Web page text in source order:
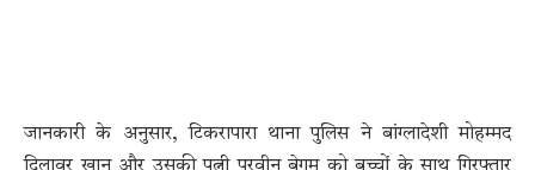
जानकारी के अनुसार, टिकरापारा थाना पुलिस ने बांग्लादेशी मोहम्मद